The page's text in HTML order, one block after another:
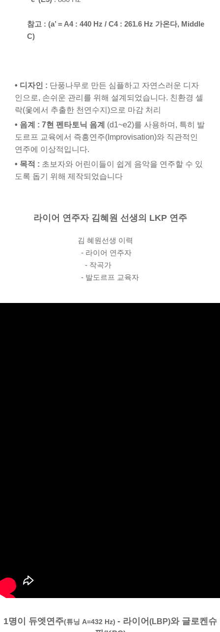
참고 : (a’ = A4 : 440 Hz / C4 : 261.6 Hz 가온다, Middle
C)
• 디자인 : 단풍나무로 만든 심플하고 자연스러운 디자
인으로, 손쉬운 관리를 위해 설계되었습니다. 친환경 셀
락(옻에서 추출한 천연수지)으로 마감 처리
• 음계 : 7현 펜타토닉 음계
(d1~e2)를 사용하며, 특히 발
도르프 교육에서 즉흥연주(Improvisation)와 직관적인
연주에 이상적입니다.
• 목적 : 초보자와 어린이들이 쉽게 음악을 연주할 수 있
도록 돕기 위해 제작되었습니다
라이어 연주자 김혜원 선생의 LKP 연주
김 혜원선생 이력
- 라이어 연주자
- 작곡가
- 발도르프 교육자
1명이 듀엣연주(튜닝 A=432 Hz) - 라이어 (LBP)와 글로켄슈